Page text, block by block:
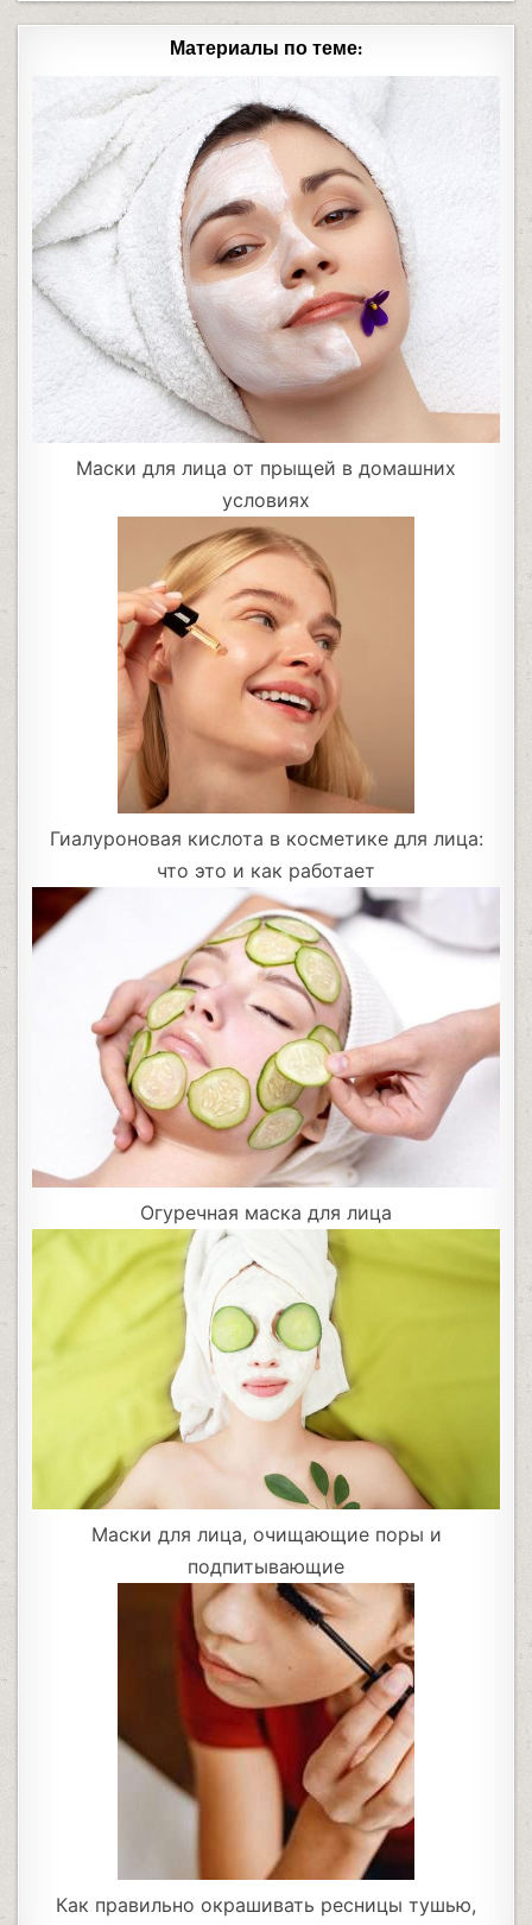
Материалы по теме:
Маски для лица от прыщей в домашних
условиях
Гиалуроновая кислота в косметике для лица:
что это и как работает
Огуречная маска для лица
Маски для лица, очищающие поры и
подпитывающие
Как правильно окрашивать ресницы тушью,